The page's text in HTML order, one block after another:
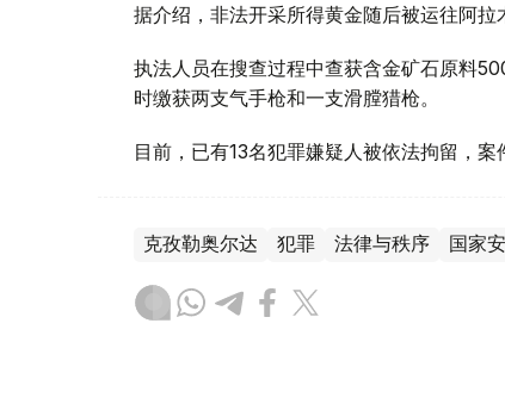
据介绍，非法开采所得黄金随后被运往阿拉
执法人员在搜查过程中查获含金矿石原料
时缴获两支气手枪和一支滑膛猎枪。
目前，已有13名犯罪嫌疑人被依法拘留，案
克孜勒奥尔达 犯罪 法律与秩序 国家